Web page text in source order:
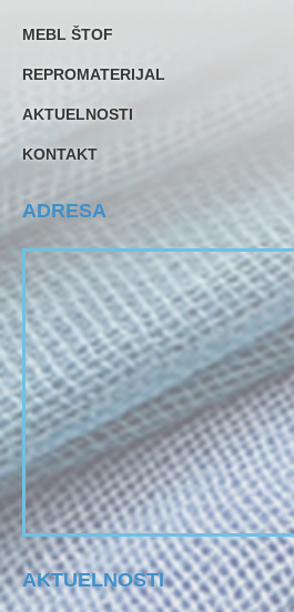
MEBL ŠTOF
REPROMATERIJAL
AKTUELNOSTI
KONTAKT
ADRESA
AKTUELNOSTI